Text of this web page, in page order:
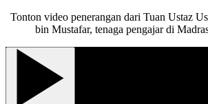
Tonton video penerangan dari Tuan Ustaz
bin Mustafar, tenaga pengajar di